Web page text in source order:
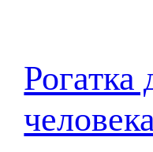
Рогатка